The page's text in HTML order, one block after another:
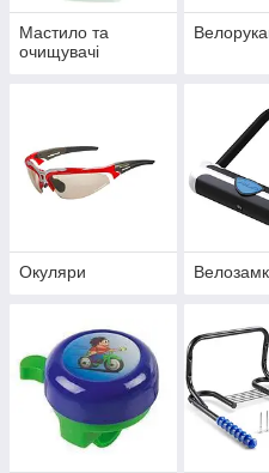
Мастило та
очищувачі
Окуляри